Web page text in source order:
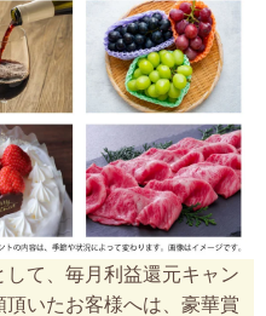
て、毎月利益還元キャン
いたお客様へは、豪華賞